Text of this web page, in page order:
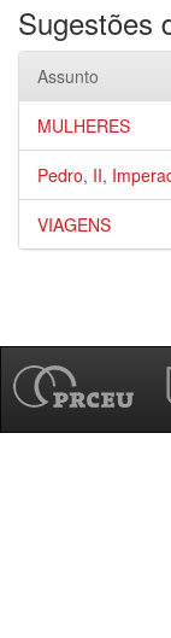
Sugestões
Assunto
MULHERES
Pedro, II,
VIAGENS